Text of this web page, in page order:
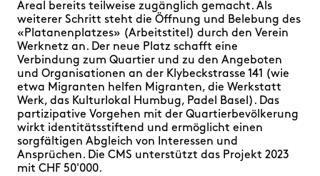
Areal bereits teilweise zugänglich gemacht. Als
weiterer Schritt steht die Öffnung und Belebung des
«Platanenplatzes» (Arbeitstitel) durch den Verein
Werknetz an. Der neue Platz schafft eine
Verbindung zum Quartier und zu den Angeboten
und Organisationen an der Klybeckstrasse 141 (wie
etwa Migranten helfen Migranten, die Werkstatt
Werk, das Kulturlokal Humbug, Padel Basel). Das
partizipative Vorgehen mit der Quartierbevölkerung
wirkt identitätsstiftend und ermöglicht einen
sorgfältigen Abgleich von Interessen und
Ansprüchen. Die CMS unterstützt das Projekt 2023
mit CHF 50'000.